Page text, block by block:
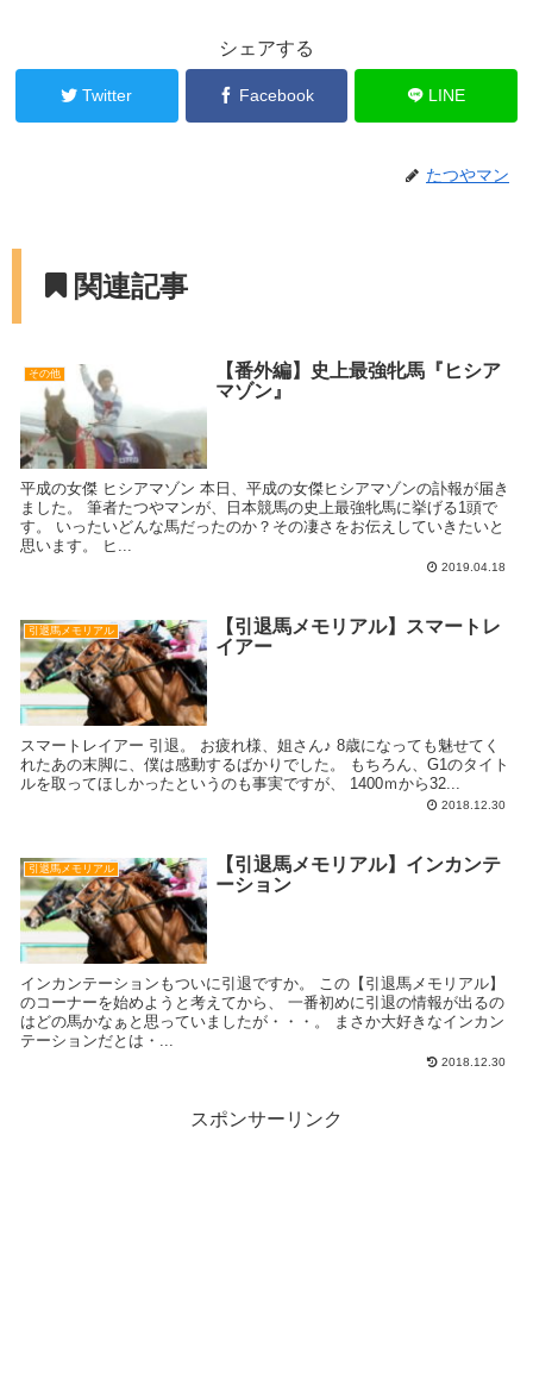
シェアする
Twitter Facebook LINE
たつやマン
関連記事
その他
【番外編】史上最強牝馬『ヒシア
マゾン』
平成の女傑 ヒシアマゾン 本日、平成の女傑ヒシアマゾンの訃報が届き
ました。 筆者たつやマンが、日本競馬の史上最強牝馬に挙げる1頭で
す。 いったいどんな馬だったのか？その凄さをお伝えしていきたいと
思います。 ヒ...
2019.04.18
引退馬メモリアル
【引退馬メモリアル】スマートレ
イアー
スマートレイアー 引退。 お疲れ様、姐さん♪ 8歳になっても魅せてく
れたあの末脚に、僕は感動するばかりでした。 もちろん、G1のタイト
ルを取ってほしかったというのも事実ですが、 1400ｍから32...
2018.12.30
引退馬メモリアル
【引退馬メモリアル】インカンテ
ーション
インカンテーションもついに引退ですか。 この【引退馬メモリアル】
のコーナーを始めようと考えてから、 一番初めに引退の情報が出るの
はどの馬かなぁと思っていましたが・・・。 まさか大好きなインカン
テーションだとは・...
2018.12.30
スポンサーリンク